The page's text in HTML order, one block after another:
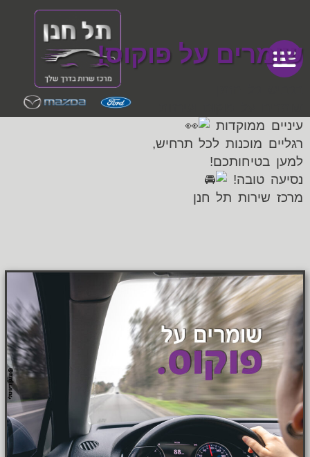
שומרים על פוקוס!
עיניים ממוקדות
רגליים מוכנות לכל תרחיש,
למען בטיחותכם!
נסיעה טובה!
מרכז שירות תל חנן